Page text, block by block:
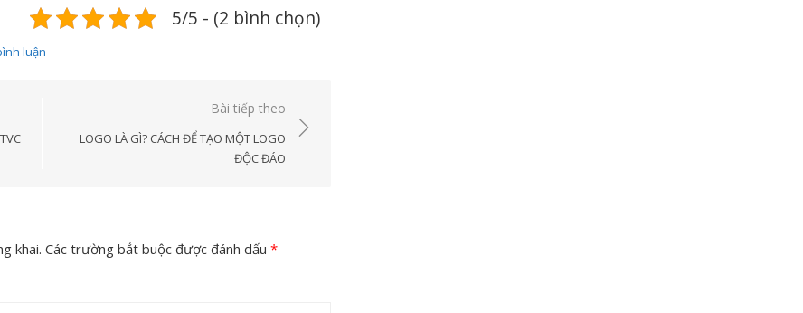
5/5 - (2 bình chọn)
luận
Bài tiếp theo
LOGO LÀ GÌ? CÁCH ĐỂ TẠO MỘT LOGO
ĐỘC ĐÁO
khai. Các trường bắt buộc được đánh dấu *